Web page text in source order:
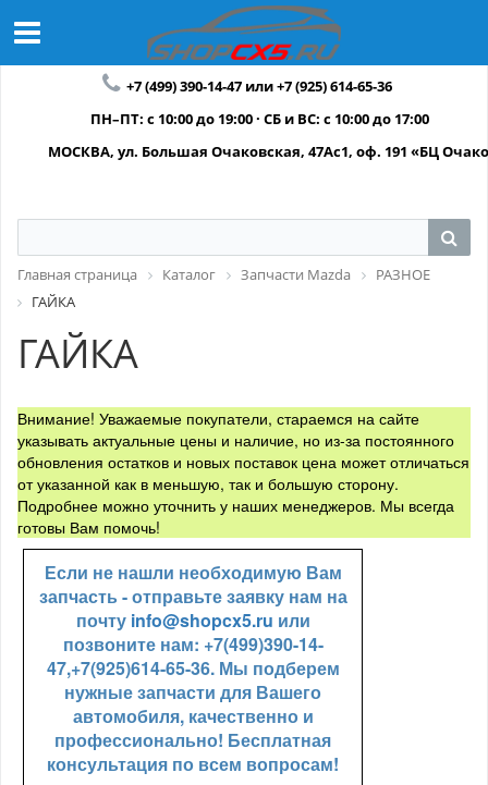
+7 (499) 390-14-47 или +7 (925) 614-65-36
ПН–ПТ: с 10:00 до 19:00 · СБ и ВС: с 10:00 до 17:00
МОСКВА, ул. Большая Очаковская, 47Ас1, оф. 191 «БЦ
Главная страница Каталог Запчасти Mazda
РАЗНОЕ
ГАЙКА
ГАЙКА
Внимание! Уважаемые покупатели, стараемся на сайте
указывать актуальные цены и наличие, но из-за постоянного
обновления остатков и новых поставок цена может отличаться
от указанной как в меньшую, так и большую сторону.
Подробнее можно уточнить у наших менеджеров. Мы всегда
готовы Вам помочь!
Если не нашли необходимую Вам
запчасть - отправьте заявку нам на
почту info@shopcx5.ru или
позвоните нам: +7(499)390-14-
47,+7(925)614-65-36. Мы подберем
нужные запчасти для Вашего
автомобиля, качественно и
профессионально! Бесплатная
консультация по всем вопросам!